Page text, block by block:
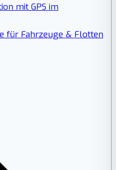
mit GPS im
für Fahrzeuge & Flotten